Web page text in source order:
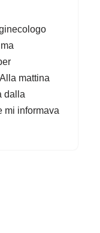
mattina
dalla
mi informava